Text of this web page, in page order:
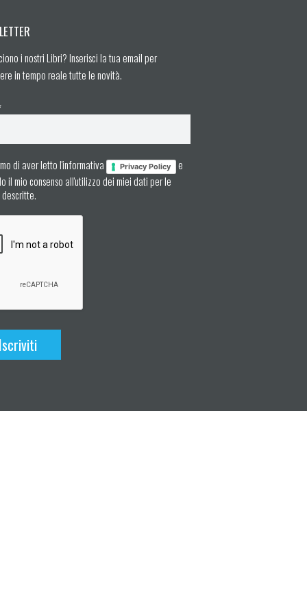
i nostri Libri? Inserisci la tua email per
in tempo reale tutte le novità.
di aver letto l'informativa Privacy Policy
e
il mio consenso all'utilizzo dei miei dati per le